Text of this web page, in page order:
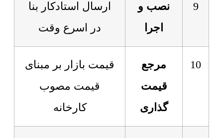
9
نصب و
اجرا
ارسال استادکار بنا
در اسرع وقت
10
مرجع
قیمت
گذاری
قیمت بازار بر مبنای
قیمت مصوب
کارخانه